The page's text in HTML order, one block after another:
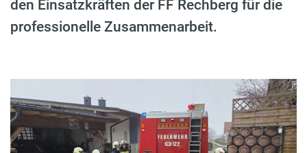
den Einsatzkräften der FF Rechberg für die
professionelle Zusammenarbeit.